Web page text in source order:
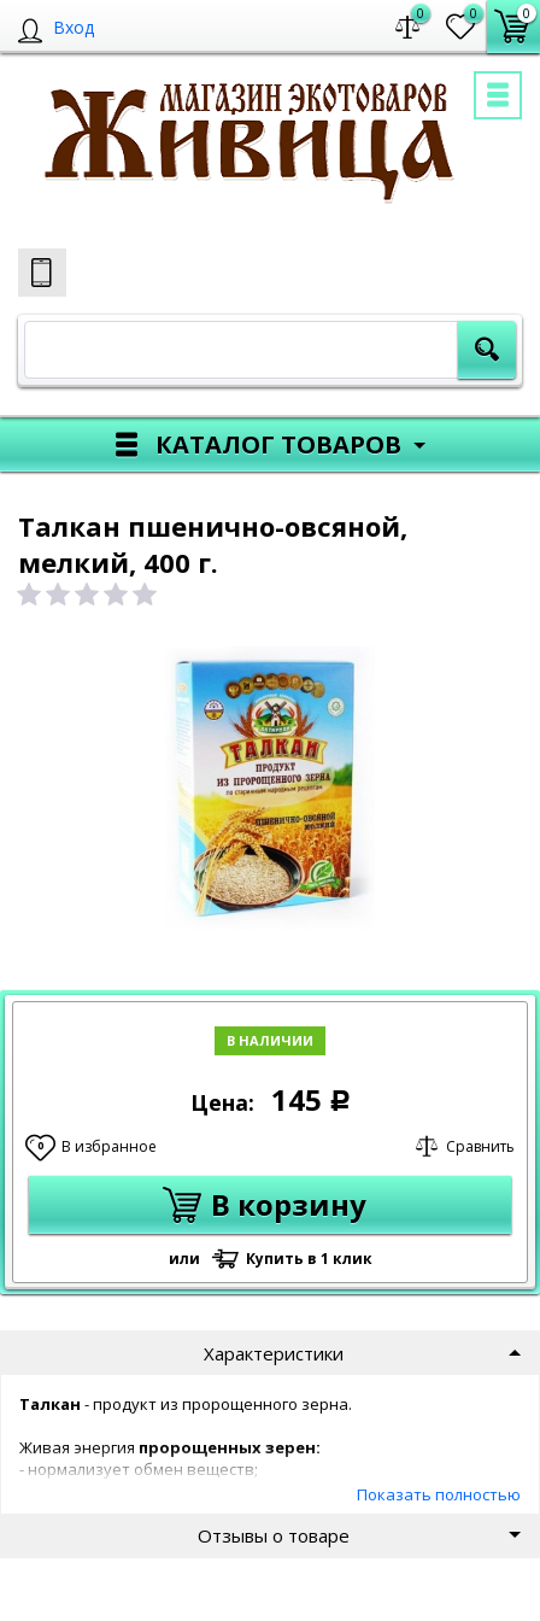
Вход
0 0 0
КАТАЛОГ ТОВАРОВ
Талкан пшенично-овсяной,
мелкий, 400 г.
В НАЛИЧИИ
Цена: 145 Р
0 В избранное Сравнить
В корзину
или Купить в 1 клик
Характеристики
Талкан - продукт из пророщенного зерна.
Живая энергия пророщенных зерен:
- нормализует обмен веществ;
- омолаживает и стабилизирует работу всех органов и систем
Показать полностью
Отзывы о товаре